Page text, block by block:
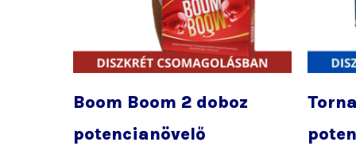
Boom Boom 2 doboz
potencianövelő